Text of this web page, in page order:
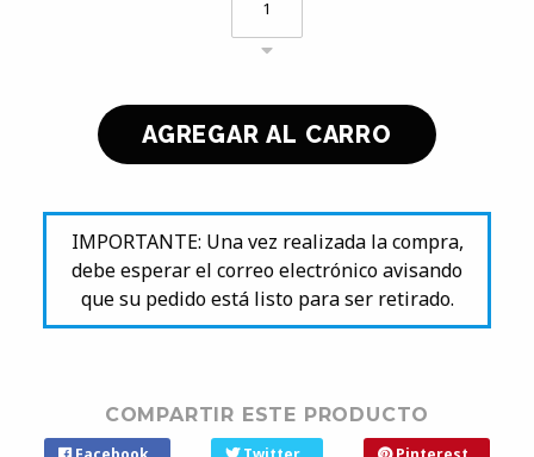
IMPORTANTE: Una vez realizada la compra,
debe esperar el correo electrónico avisando
que su pedido está listo para ser retirado.
COMPARTIR ESTE PRODUCTO